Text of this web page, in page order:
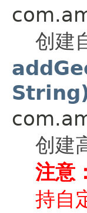
创建
创建
注意：
持自